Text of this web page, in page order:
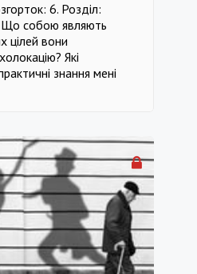
6. Розділ:
собою являють
цілей вони
Які
знання мені
дельфіни одне
про осбливості
на прикладі
їх значення в
людини. ------------------
клас 9
клас 9 Фізика
клас 9 Екологія